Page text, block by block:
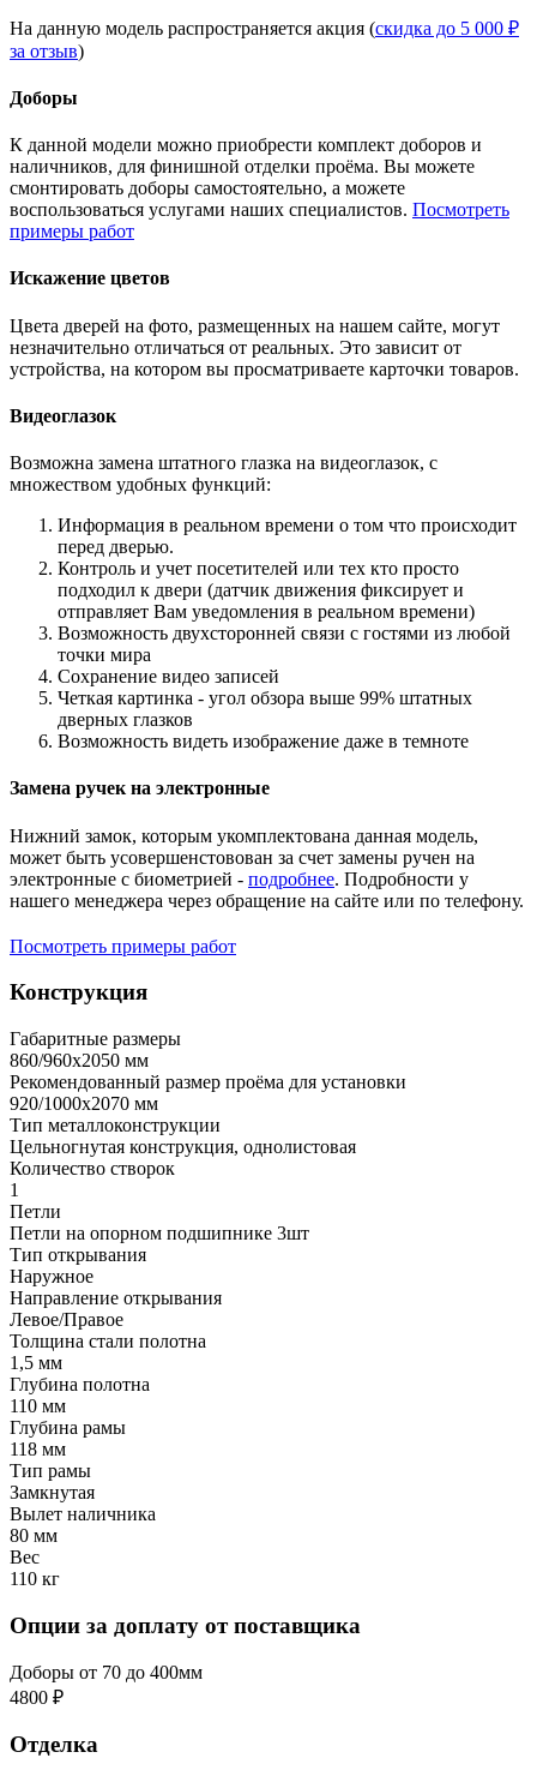
На данную модель распространяется акция (скидка до 5 000 ₽
за отзыв)
Доборы
К данной модели можно приобрести комплект доборов и
наличников, для финишной отделки проёма. Вы можете
смонтировать доборы самостоятельно, а можете
воспользоваться услугами наших специалистов. Посмотреть
примеры работ
Искажение цветов
Цвета дверей на фото, размещенных на нашем сайте, могут
незначительно отличаться от реальных. Это зависит от
устройства, на котором вы просматриваете карточки товаров.
Видеоглазок
Возможна замена штатного глазка на видеоглазок, с
множеством удобных функций:
Информация в реальном времени о том что происходит
перед дверью.
Контроль и учет посетителей или тех кто просто
подходил к двери (датчик движения фиксирует и
отправляет Вам уведомления в реальном времени)
Возможность двухсторонней связи с гостями из любой
точки мира
Сохранение видео записей
Четкая картинка - угол обзора выше 99% штатных
дверных глазков
Возможность видеть изображение даже в темноте
Замена ручек на электронные
Нижний замок, которым укомплектована данная модель,
может быть усовершенстовован за счет замены ручен на
электронные с биометрией - подробнее. Подробности у
нашего менеджера через обращение на сайте или по телефону.
Посмотреть примеры работ
Конструкция
Габаритные размеры
860/960х2050 мм
Рекомендованный размер проёма для установки
920/1000х2070 мм
Тип металлоконструкции
Цельногнутая конструкция, однолистовая
Количество створок
1
Петли
Петли на опорном подшипнике 3шт
Тип открывания
Наружное
Направление открывания
Левое/Правое
Толщина стали полотна
1,5 мм
Глубина полотна
110 мм
Глубина рамы
118 мм
Тип рамы
Замкнутая
Вылет наличника
80 мм
Вес
110 кг
Опции за доплату от поставщика
Доборы от 70 до 400мм
4800 ₽
Отделка